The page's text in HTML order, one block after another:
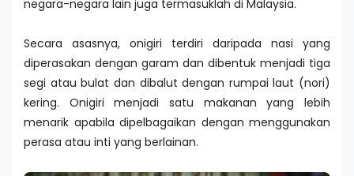
negara-negara lain juga termasuklah di Malaysia.
Secara asasnya, onigiri terdiri daripada nasi yang
diperasakan dengan garam dan dibentuk menjadi tiga
segi atau bulat dan dibalut dengan rumpai laut (nori)
kering. Onigiri menjadi satu makanan yang lebih
menarik apabila dipelbagaikan dengan menggunakan
perasa atau inti yang berlainan.